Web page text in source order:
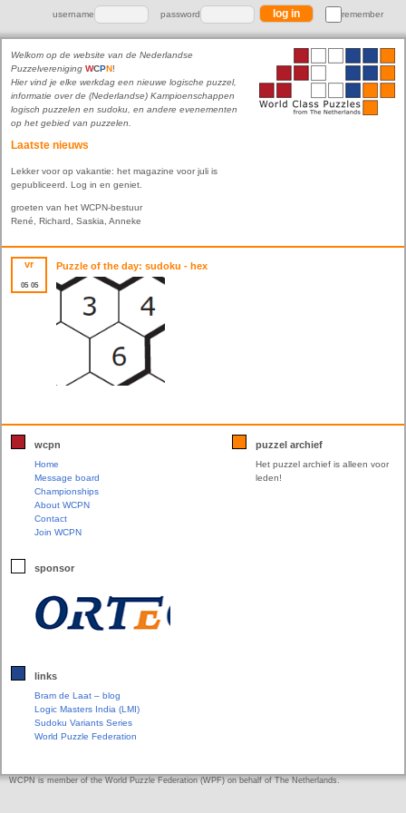
username password remember
Welkom op de website van de Nederlandse
Puzzelvereniging WCPN!
Hier vind je elke werkdag een nieuwe logische puzzel,
informatie over de (Nederlandse) Kampioenschappen
logisch puzzelen en sudoku, en andere evenementen
op het gebied van puzzelen.
Laatste nieuws
Lekker voor op vakantie: het magazine voor juli is
gepubliceerd. Log in en geniet.
groeten van het WCPN-bestuur
René, Richard, Saskia, Anneke
vr
05 05
Puzzle of the day: sudoku - hex
wcpn
Home
Message board
Championships
About WCPN
Contact
Join WCPN
sponsor
links
Bram de Laat – blog
Logic Masters India (LMI)
Sudoku Variants Series
World Puzzle Federation
puzzel archief
Het puzzel archief is alleen voor
leden!
WCPN is member of the World Puzzle Federation (WPF) on behalf of The Netherlands.